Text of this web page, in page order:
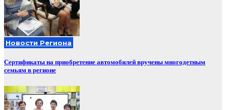
Новости Региона
Сертификаты на приобретение автомобилей вручены многодетным
семьям в регионе